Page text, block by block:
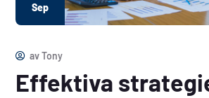
Sep
avTony
Effektiva